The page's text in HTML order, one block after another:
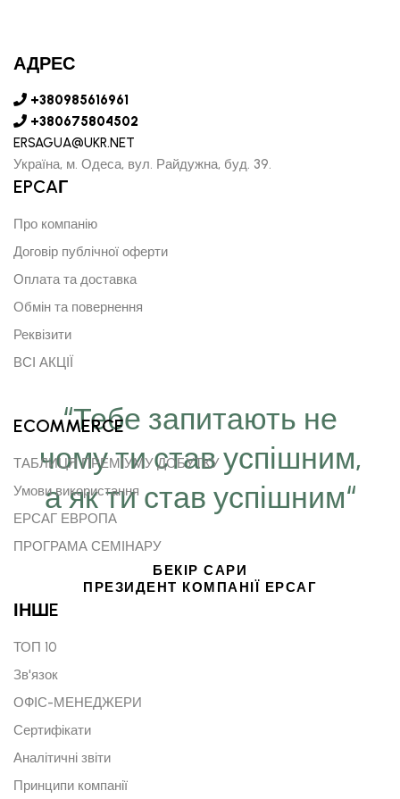
“Тебе запитають не
чому ти став успішним,
а як ти став успішним“
БЕКІР САРИ
ПРЕЗИДЕНТ КОМПАНІЇ ЕРСАГ
АДРЕС
+380985616961
+380675804502
ERSAGUA@UKR.NET
Україна, м. Одеса, вул. Райдужна, буд. 39.
EPCAГ
Про компанію
Договір публічної оферти
Оплата та доставка
Обмін та повернення
Реквізити
ВСІ АКЦІЇ
ECOMMERCE
ТАБЛИЦЯ ПРЕМІУМУ ДОБУТКУ
Умови використання
ЕРСАГ ЕВРОПА
ПРОГРАМА СЕМІНАРУ
ІНШE
ТОП 10
Зв'язок
ОФІС-МЕНЕДЖЕРИ
Сертифікати
Аналітичні звіти
Принципи компанії